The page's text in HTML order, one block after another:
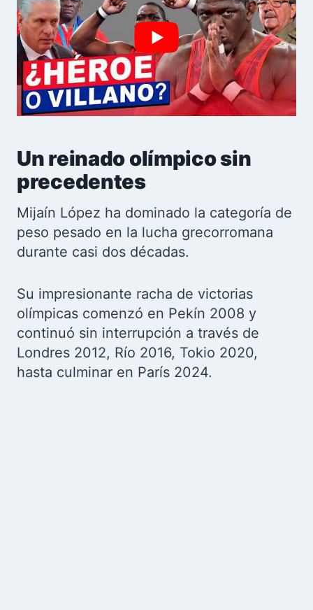
Un reinado olímpico sin
precedentes
Mijaín López ha dominado la categoría de
peso pesado en la lucha grecorromana
durante casi dos décadas.
Su impresionante racha de victorias
olímpicas comenzó en Pekín 2008 y
continuó sin interrupción a través de
Londres 2012, Río 2016, Tokio 2020,
hasta culminar en París 2024.